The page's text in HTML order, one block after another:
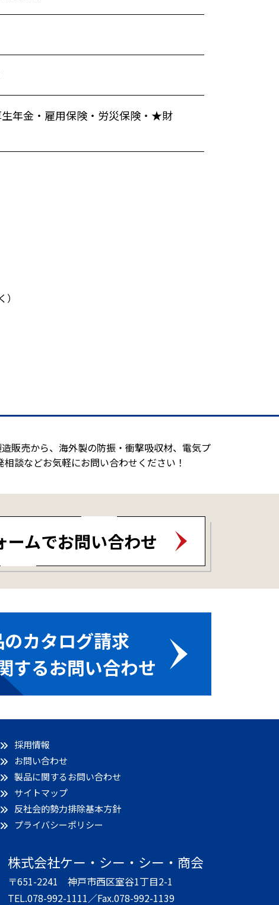
年金・雇用保険・労災保険・★財
販売から、海外製の防振・衝撃吸収材、電気プ
談などお気軽にお問い合わせください！
ームでお問い合わせ
カタログ請求
するお問い合わせ
採用情報
お問い合わせ
製品に関するお問い合わせ
サイトマップ
反社会的勢力排除基本方針
プライバシーポリシー
株式会社ケー・シー・シー・商会
〒651-2241 神戸市西区室谷1丁目2-1
TEL.078-992-1111／Fax.078-992-1139